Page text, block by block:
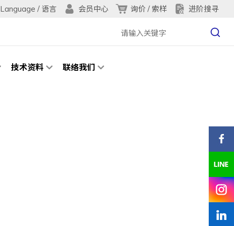
Language / 语言 会员中心 询价 / 索样 进阶搜寻
技术资料 联络我们